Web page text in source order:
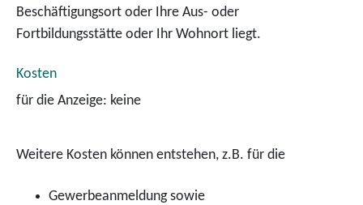
Beschäftigungsort oder Ihre Aus- oder
Fortbildungsstätte oder Ihr Wohnort liegt.
Kosten
für die Anzeige: keine
Weitere Kosten können entstehen, z.B. für die
Gewerbeanmeldung sowie